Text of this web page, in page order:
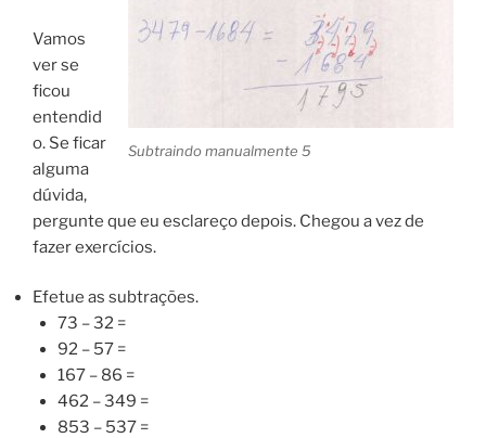
Subtraindo manualmente 5
Vamos
ver se
ficou
entendid
o. Se ficar
alguma
dúvida,
pergunte que eu esclareço depois. Chegou a vez de
fazer exercícios.
Efetue as subtrações.
73 – 32 =
92 – 57 =
167 – 86 =
462 – 349 =
853 – 537 =